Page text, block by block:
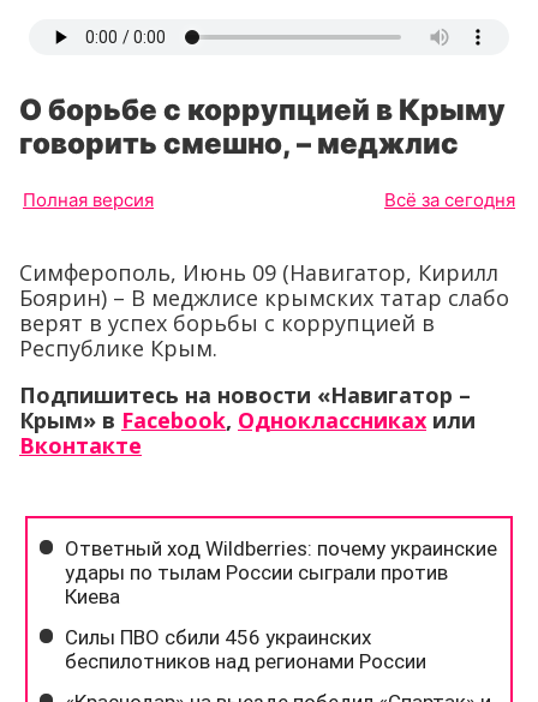
О борьбе с коррупцией в Крыму
говорить смешно, – меджлис
Полная версия Всё за сегодня
Симферополь, Июнь 09 (Навигатор, Кирилл
Боярин) – В меджлисе крымских татар слабо
верят в успех борьбы с коррупцией в
Республике Крым.
Подпишитесь на новости «Навигатор –
Крым» в Facebook, Одноклассниках или
Вконтакте